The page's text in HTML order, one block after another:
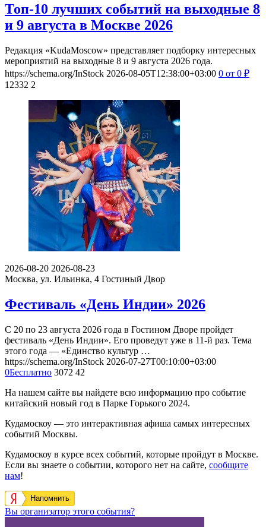
Топ-10 лучших событий на выходные 8
и 9 августа в Москве 2026
Редакция «KudaMoscow» представляет подборку интересных
мероприятий на выходные 8 и 9 августа 2026 года.
https://schema.org/InStock 2026-08-05T12:38:00+03:00 0 от 0 ₽
12332 2
2026-08-20 2026-08-23
Москва, ул. Ильинка, 4 Гостиный Двор
Фестиваль «День Индии» 2026
С 20 по 23 августа 2026 года в Гостином Дворе пройдет
фестиваль «День Индии». Его проведут уже в 11-й раз. Тема
этого года — «Единство культур …
https://schema.org/InStock 2026-07-27T00:10:00+03:00
0Бесплатно 3072 42
На нашем сайте вы найдете всю информацию про событие
китайский новый год в Парке Горького 2024.
Кудамоскоу — это интерактивная афиша самых интересных
событий Москвы.
Кудамоскоу в курсе всех событий, которые пройдут в Москве.
Если вы знаете о событии, которого нет на сайте, сообщите
нам!
Напомнить
Вы организатор этого события?